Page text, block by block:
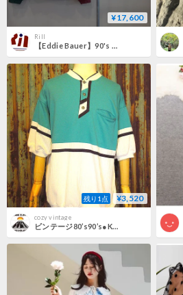
¥17,600
Rill
【Eddie Bauer】90's PANEL DOWN JACKET sizeL
残り1点 ¥3,520
cozy vintage
ビンテージ80’s90’s●KNIGHTSBRIDGEヘンリーネック切り替えTシャツsize XL●240927k4-m-tsh-ot 1980s1990s古着メンズトップス